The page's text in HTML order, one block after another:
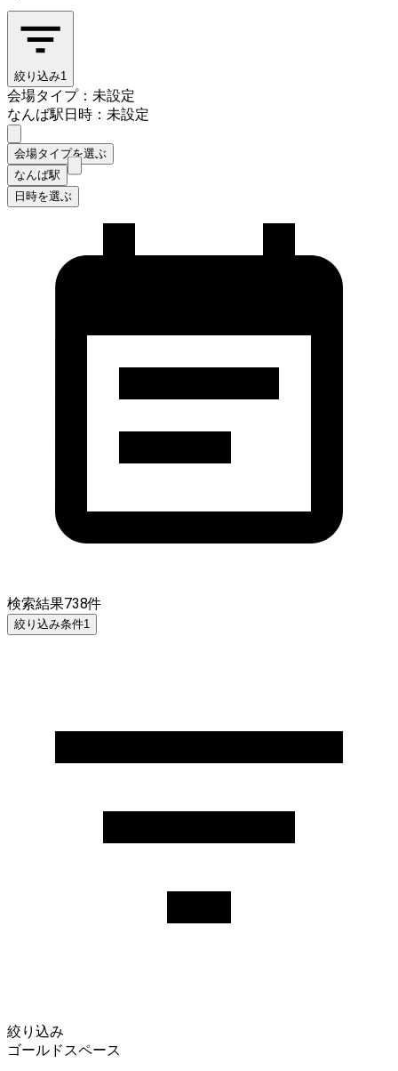
絞り込み1
会場タイプ：未設定
なんば駅日時：未設定
会場タイプを選ぶ
なんば駅
日時を選ぶ
検索結果738件
絞り込み条件1
絞り込み
ゴールドスペース